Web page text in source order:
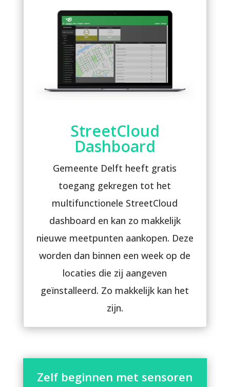
StreetCloud
Dashboard
Gemeente Delft heeft gratis
toegang gekregen tot het
multifunctionele StreetCloud
dashboard en kan zo makkelijk
nieuwe meetpunten aankopen. Deze
worden dan binnen een week op de
locaties die zij aangeven
geïnstalleerd. Zo makkelijk kan het
zijn.
Zelf beginnen met sensoren